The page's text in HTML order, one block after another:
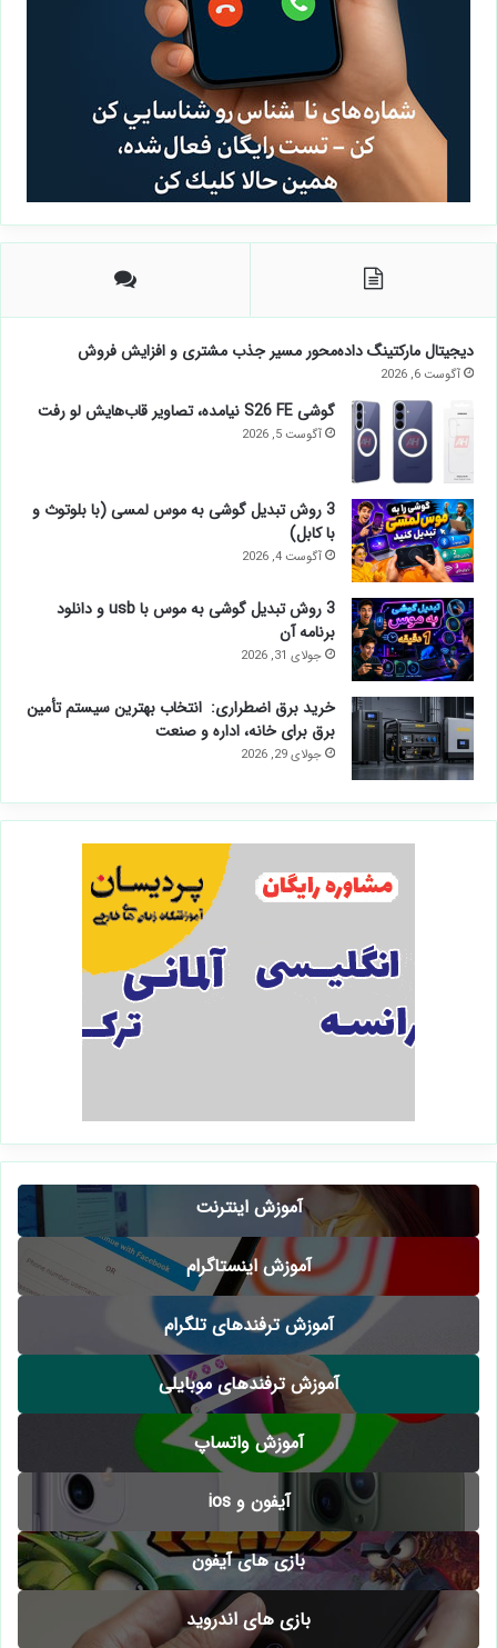
دیجیتال مارکتینگ داده‌محور مسیر جذب مشتری و افزایش فروش
آگوست 6, 2026
گوشی S26 FE نیامده، تصاویر قاب‌هایش لو رفت
آگوست 5, 2026
3 روش تبدیل گوشی به موس لمسی (با بلوتوث و
با کابل)
آگوست 4, 2026
3 روش تبدیل گوشی به موس با usb و دانلود
برنامه آن
جولای 31, 2026
خرید برق اضطراری: انتخاب بهترین سیستم تأمین
برق برای خانه، اداره و صنعت
جولای 29, 2026
آموزش اینترنت
آموزش اینستاگرام
آموزش ترفندهای تلگرام
آموزش ترفندهای موبایلی
آموزش واتساپ
آیفون و ios
بازی های آیفون
بازی های اندروید